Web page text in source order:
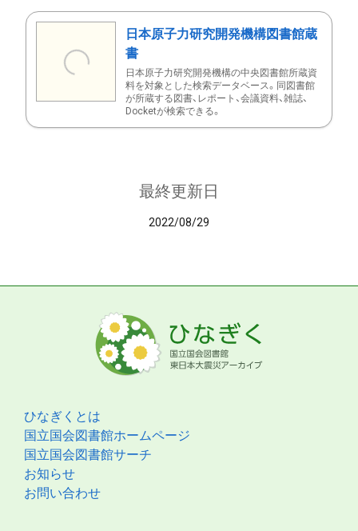
日本原子力研究開発機構図書館蔵
書
日本原子力研究開発機構の中央図書館所蔵資
料を対象とした検索データベース。同図書館
が所蔵する図書、レポート、会議資料、雑誌、
Docketが検索できる。
最終更新日
2022/08/29
ひなぎくとは
国立国会図書館ホームページ
国立国会図書館サーチ
お知らせ
お問い合わせ